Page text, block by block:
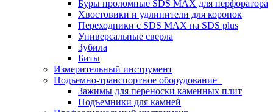
Буры проломные SDS MAX для перфоратора
Хвостовики и удлинители для коронок
Переходники с SDS MAX на SDS plus
Универсальные сверла
Зубила
Биты
Измерительный инструмент
Подъемно-транспортное оборудование
Зажимы для переноски каменных плит
Подъемники для камней